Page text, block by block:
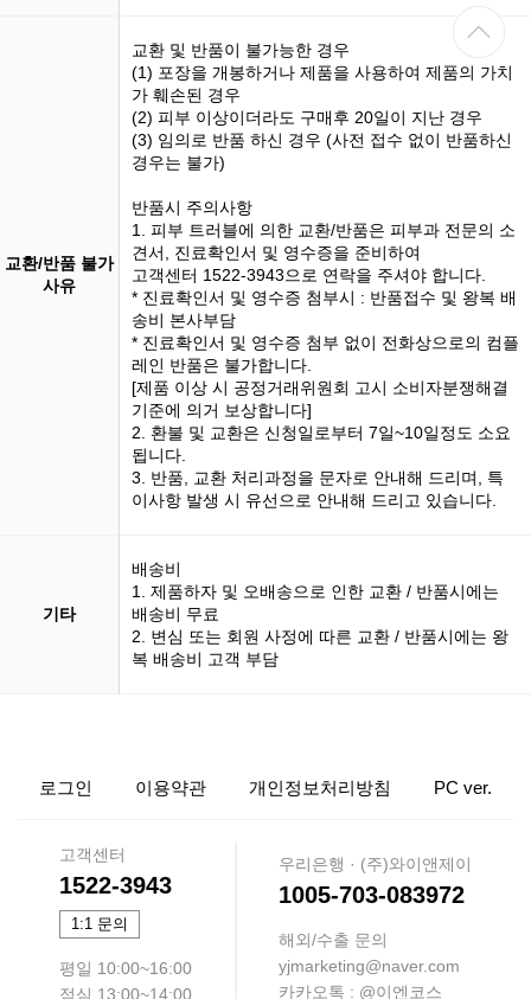
교환/반품 불가
사유
교환 및 반품이 불가능한 경우
(1) 포장을 개봉하거나 제품을 사용하여 제품의 가치
가 훼손된 경우
(2) 피부 이상이더라도 구매후 20일이 지난 경우
(3) 임의로 반품 하신 경우 (사전 접수 없이 반품하신
경우는 불가)
반품시 주의사항
1. 피부 트러블에 의한 교환/반품은 피부과 전문의 소
견서, 진료확인서 및 영수증을 준비하여
고객센터 1522-3943으로 연락을 주셔야 합니다.
* 진료확인서 및 영수증 첨부시 : 반품접수 및 왕복 배
송비 본사부담
* 진료확인서 및 영수증 첨부 없이 전화상으로의 컴플
레인 반품은 불가합니다.
[제품 이상 시 공정거래위원회 고시 소비자분쟁해결
기준에 의거 보상합니다]
2. 환불 및 교환은 신청일로부터 7일~10일정도 소요
됩니다.
3. 반품, 교환 처리과정을 문자로 안내해 드리며, 특
이사항 발생 시 유선으로 안내해 드리고 있습니다.
기타
배송비
1. 제품하자 및 오배송으로 인한 교환 / 반품시에는
배송비 무료
2. 변심 또는 회원 사정에 따른 교환 / 반품시에는 왕
복 배송비 고객 부담
로그인 이용약관 개인정보처리방침 PC ver.
고객센터
1522-3943
1:1 문의
평일 10:00~16:00
점심 13:00~14:00
우리은행 · (주)와이앤제이
1005-703-083972
해외/수출 문의
yjmarketing@naver.com
카카오톡 : @이엔코스